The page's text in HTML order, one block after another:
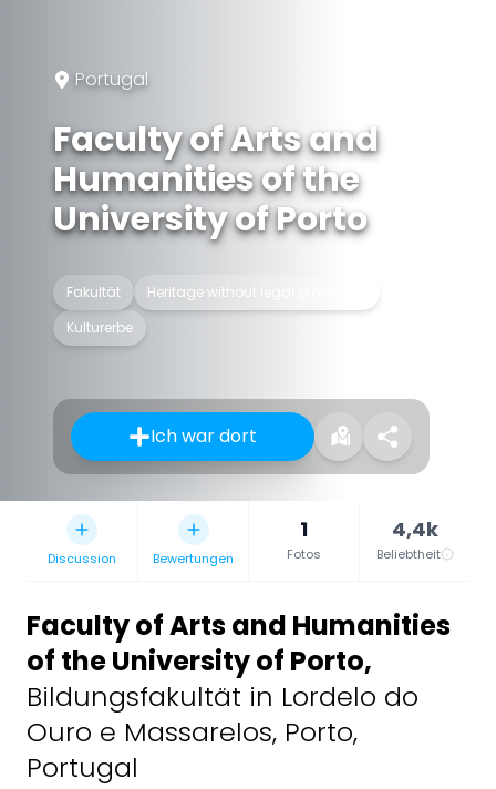
Portugal
Faculty of Arts and
Humanities of the
University of Porto
Fakultät
Heritage without legal protection
Kulturerbe
Ich war dort
Discussion Bewertungen
1
Fotos
4,4k
Beliebtheit
Faculty of Arts and Humanities
of the University of Porto,
Bildungsfakultät in Lordelo do
Ouro e Massarelos, Porto,
Portugal